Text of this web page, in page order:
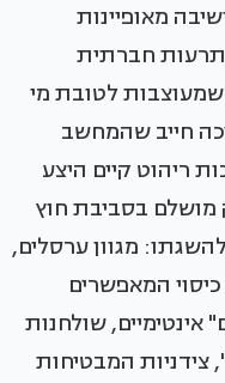
מאופיינות
חברתית
שמעוצבות לטובת מי
חייב שהמחשב
ריהוט קיים היצע
מושלם בסביבת חוץ
מגוון ערסלים,
המאפשרים
אינטימיים, שולחנות
צידניות המבטיחות